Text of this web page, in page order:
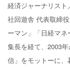
経済ジャーナリス
社回遊舎 代表取締
ーマン」「日経マ
集長を経て、2003
信」をモットーに、